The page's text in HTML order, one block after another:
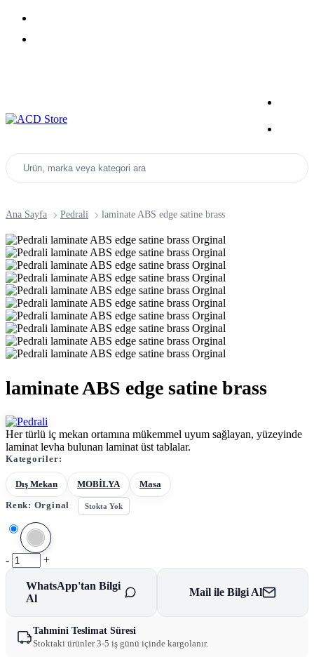
Ürün, marka veya kategori ara
Ana Sayfa Pedrali laminate ABS edge satine brass
laminate ABS edge satine brass
Her türlü iç mekan ortamına mükemmel uyum sağlayan, yüzeyinde
laminat levha bulunan laminat üst tablalar.
Kategoriler:
Dış Mekan MOBİLYA
Masa
Renk: Orginal Stokta Yok
- +
WhatsApp'tan Bilgi
Al
Mail ile Bilgi Al
Tahmini Teslimat Süresi
Stoktaki ürünler 3-5 iş günü içinde kargolanır.